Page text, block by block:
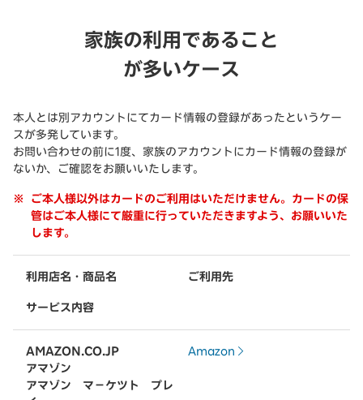
家族の利用であること
が多いケース
本人とは別アカウントにてカード情報の登録があったというケー
スが多発しています。
お問い合わせの前に1度、家族のアカウントにカード情報の登録が
ないか、ご確認をお願いいたします。
ご本人様以外はカードのご利用はいただけません。カードの保
管はご本人様にて厳重に行っていただきますよう、お願いいた
します。
利用店名・商品名 ご利用先
サービス内容
AMAZON.CO.JP
アマゾン
アマゾン マ－ケツト プレ
Amazon